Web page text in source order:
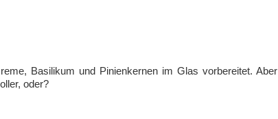
Basilikum und Pinienkernen im Glas vorbereitet. Aber
oder?